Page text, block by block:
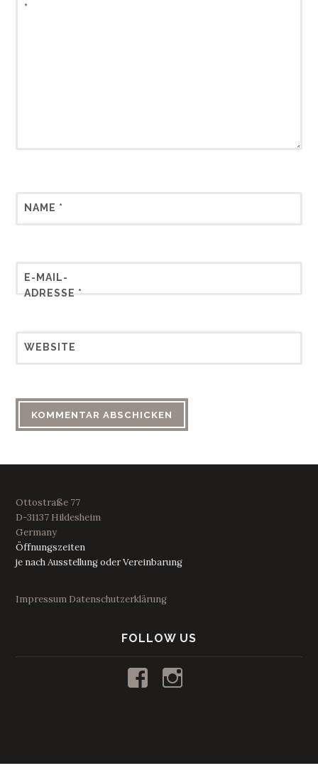
*
NAME *
E-MAIL-
ADRESSE *
WEBSITE
Ottostraße 77
D-31137 Hildesheim
Germany
Öffnungszeiten
je nach Ausstellung oder Vereinbarung
Impressum Datenschutzerklärung
FOLLOW US
Profil
von